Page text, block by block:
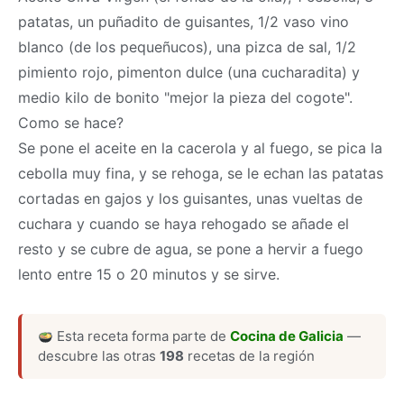
patatas, un puñadito de guisantes, 1/2 vaso vino
blanco (de los pequeñucos), una pizca de sal, 1/2
pimiento rojo, pimenton dulce (una cucharadita) y
medio kilo de bonito "mejor la pieza del cogote".
Como se hace?
Se pone el aceite en la cacerola y al fuego, se pica la
cebolla muy fina, y se rehoga, se le echan las patatas
cortadas en gajos y los guisantes, unas vueltas de
cuchara y cuando se haya rehogado se añade el
resto y se cubre de agua, se pone a hervir a fuego
lento entre 15 o 20 minutos y se sirve.
Esta receta forma parte deCocina de Galicia —
descubre las otras 198 recetas de la región